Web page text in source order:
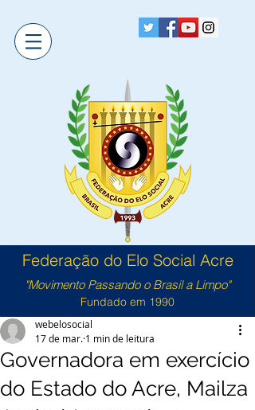
Federação do Elo Social Acre
"Movimento Passando o Brasil a Limpo"
Fundado em 1990
Governadora em exercício
do Estado do Acre, Mailza
webelosocial
17 de mar. 1 min de leitura